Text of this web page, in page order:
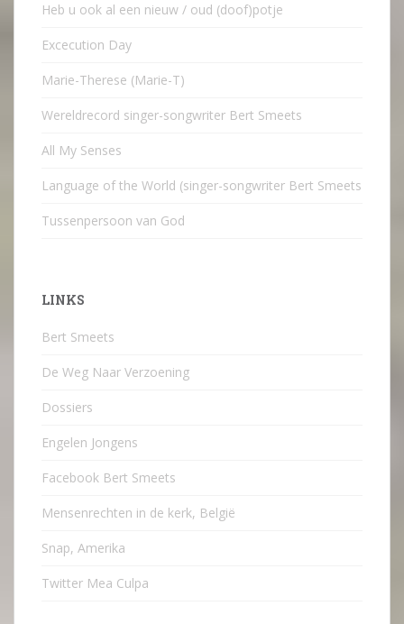
Heb u ook al een nieuw / oud (doof)potje
Excecution Day
Marie-Therese (Marie-T)
Wereldrecord singer-songwriter Bert Smeets
All My Senses
Language of the World (singer-songwriter Bert Smeets
Tussenpersoon van God
LINKS
Bert Smeets
De Weg Naar Verzoening
Dossiers
Engelen Jongens
Facebook Bert Smeets
Mensenrechten in de kerk, België
Snap, Amerika
Twitter Mea Culpa